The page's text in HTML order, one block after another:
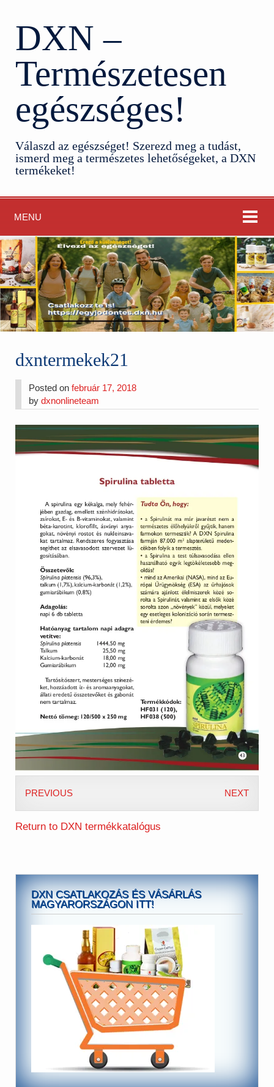
DXN –
Természetesen
egészséges!
Válaszd az egészséget! Szerezd meg a tudást,
ismerd meg a természetes lehetőségeket, a DXN
termékeket!
MENU
dxntermekek21
Posted onfebruár 17, 2018
bydxnonlineteam
PREVIOUS NEXT
Return to DXN termékkatalógus
DXN CSATLAKOZÁS ÉS VÁSÁRLÁS
MAGYARORSZÁGON ITT!